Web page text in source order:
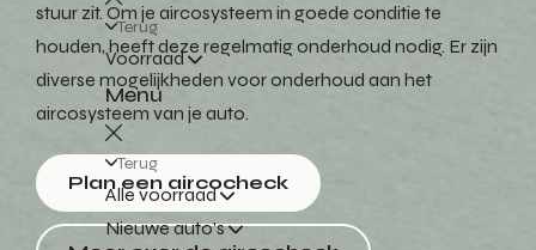
Terug
Voorraad
Menu
Terug
Alle voorraad
Nieuwe auto's
stuur zit. Om je aircosysteem in goede conditie te
houden, heeft deze regelmatig onderhoud nodig. Er zijn
diverse mogelijkheden voor onderhoud aan het
aircosysteem van je auto.
Plan een aircocheck